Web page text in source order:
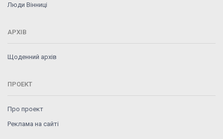
Люди Вінниці
АРХІВ
Щоденний архів
ПРОЕКТ
Про проект
Реклама на сайті